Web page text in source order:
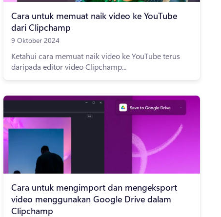
Cara untuk memuat naik video ke YouTube
dari Clipchamp
9 Oktober 2024
Ketahui cara memuat naik video ke YouTube terus
daripada editor video Clipchamp...
Cara untuk mengimport dan mengeksport
video menggunakan Google Drive dalam
Clipchamp